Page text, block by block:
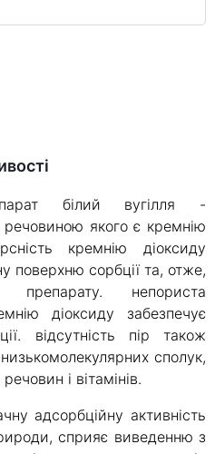
білий вугілля -
речовиною якого є кремнію
кремнію діоксиду
поверхню сорбції та, отже,
препарату. непориста
діоксиду забезпечує
відсутність пір також
сполук,
і вітамінів.
адсорбційну активність
сприяє виведенню з